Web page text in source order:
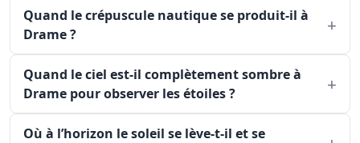
Quand le crépuscule nautique se produit-il à
Drame ?
Quand le ciel est-il complètement sombre à
Drame pour observer les étoiles ?
Où à l’horizon le soleil se lève-t-il et se